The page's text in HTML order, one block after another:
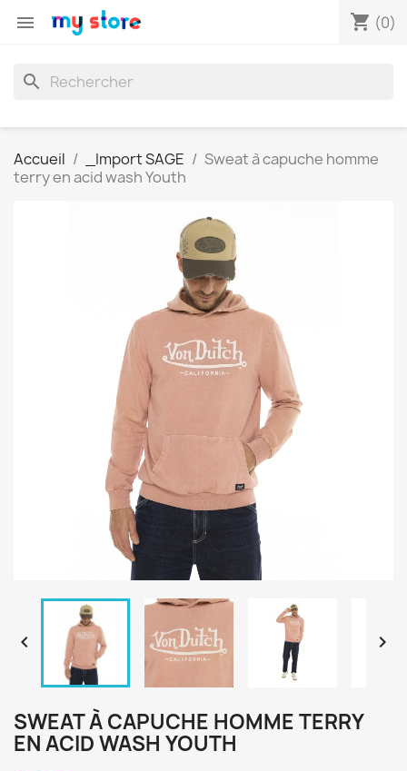
 shopping_cart (0)
search
Accueil _Import SAGE
Sweat à capuche homme
terry en acid wash Youth
 
SWEAT À CAPUCHE HOMME TERRY
EN ACID WASH YOUTH